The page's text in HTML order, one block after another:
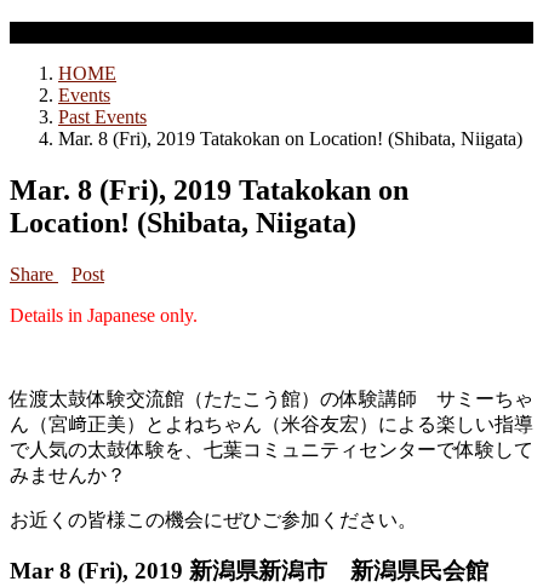
HOME
Events
Past Events
Mar. 8 (Fri), 2019 Tatakokan on Location! (Shibata, Niigata)
Mar. 8 (Fri), 2019 Tatakokan on
Location! (Shibata, Niigata)
Share
Post
Details in Japanese only.
佐渡太鼓体験交流館（たたこう館）の体験講師 サミーちゃ
ん（宮﨑正美）とよねちゃん（米谷友宏）による楽しい指導
で人気の太鼓体験を、七葉コミュニティセンターで体験して
みませんか？
お近くの皆様この機会にぜひご参加ください。
Mar 8 (Fri), 2019 新潟県新潟市 新潟県民会館